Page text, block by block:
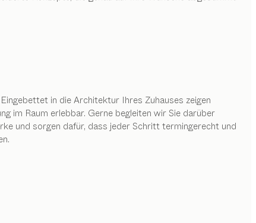
in die Architektur Ihres Zuhauses zeigen
im Raum erlebbar. Gerne begleiten wir Sie darüber
und sorgen dafür, dass jeder Schritt termingerecht und